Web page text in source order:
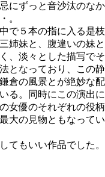
にずっと音沙汰のなか
。
で５本の指に入る是枝
姉妹と、腹違いの妹と
、淡々とした描写でそ
となっており、この静
倉の風景とが絶妙な配
る。同時にこの演出に
女優のそれぞれの役柄
大の見物ともなってい
てもいい作品でした。